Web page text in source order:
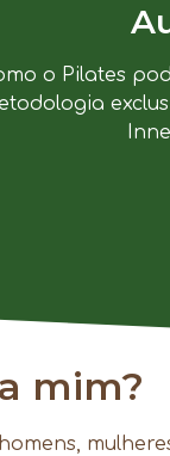
o Pilates
mim?